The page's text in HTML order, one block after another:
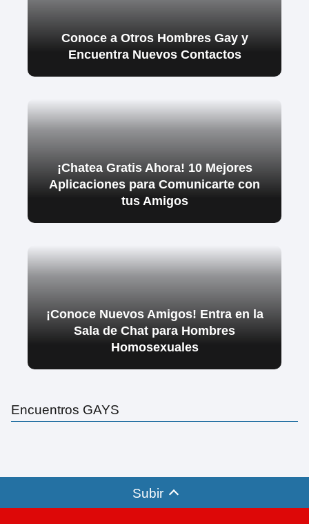
Conoce a Otros Hombres Gay y
Encuentra Nuevos Contactos
¡Chatea Gratis Ahora! 10 Mejores
Aplicaciones para Comunicarte con
tus Amigos
¡Conoce Nuevos Amigos! Entra en la
Sala de Chat para Hombres
Homosexuales
Encuentros GAYS
Subir